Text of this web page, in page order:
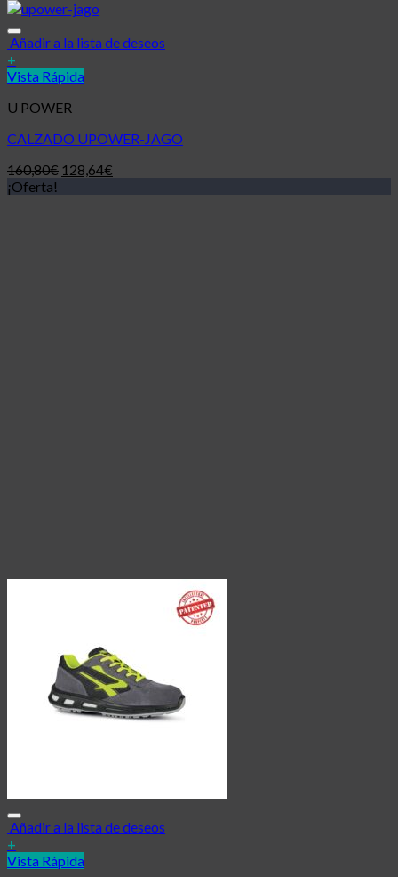
Añadir a la lista de deseos
+
Vista Rápida
U POWER
CALZADO UPOWER-JAGO
160,80€ 128,64€
¡Oferta!
Añadir a la lista de deseos
+
Vista Rápida